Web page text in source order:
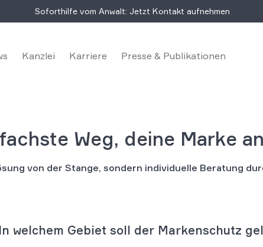
Soforthilfe vom Anwalt: Jetzt Kontakt aufnehmen
Kanzlei Karriere Presse & Publikationen
Weg, deine Marke
von der Stange, sondern individuelle Beratung
In welchem Gebiet soll der Markenschutz